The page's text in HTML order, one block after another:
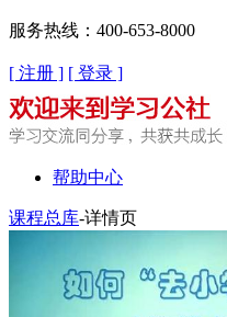
服务热线：400-653-8000
[ 注册 ] [ 登录 ]
帮助中心
课程总库-详情页